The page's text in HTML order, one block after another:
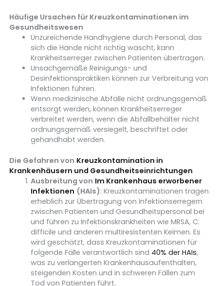
Häufige Ursachen für Kreuzkontaminationen im
Gesundheitswesen
Unzureichende Handhygiene durch Personal, das
sich die Hände nicht richtig wäscht, kann
Krankheitserreger zwischen Patienten übertragen.
Unsachgemäße Reinigungs- und
Desinfektionspraktiken können zur Verbreitung von
Infektionen führen.
Wenn medizinische Abfälle nicht ordnungsgemäß
entsorgt werden, können Krankheitserreger
verbreitet werden, wenn die Abfallbehälter nicht
ordnungsgemäß versiegelt, beschriftet oder
gehandhabt werden.
Die Gefahren von Kreuzkontamination in
Krankenhäusern und Gesundheitseinrichtungen
Ausbreitung von Im Krankenhaus erworbener
Infektionen (HAIs): Kreuzkontaminationen tragen
erheblich zur Übertragung von Infektionserregern
zwischen Patienten und Gesundheitspersonal bei
und führen zu Infektionskrankheiten wie MRSA, C.
difficile und anderen multiresistenten Keimen. Es
wird geschätzt, dass Kreuzkontaminationen für
folgende Fälle verantwortlich sind 40% der HAIs,
was zu verlängerten Krankenhausaufenthalten,
steigenden Kosten und in schweren Fällen zum
Tod von Patienten führt.